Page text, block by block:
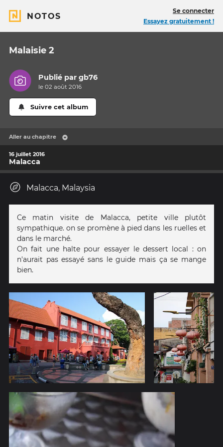
NOTOS
Se connecter
Essayez gratuitement !
Malaisie 2
Publié pargb76
le 02 août 2016
Suivre cet album
Aller au chapitre
16 juillet 2016
Malacca
Malacca, Malaysia
Ce matin visite de Malacca, petite ville plutôt
sympathique. on se promène à pied dans les ruelles et
dans le marché.
On fait une halte pour essayer le dessert local : on
n'aurait pas essayé sans le guide mais ça se mange
bien.